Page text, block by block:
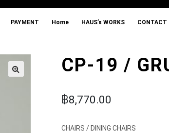
PAYMENT Home HAUS’s WORKS CONTACT
CP-19 /
฿8,770.00
CHAIRS / DINING CHAIRS